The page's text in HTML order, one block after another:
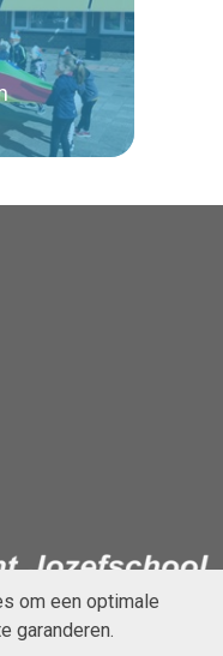
om een optimale
garanderen.